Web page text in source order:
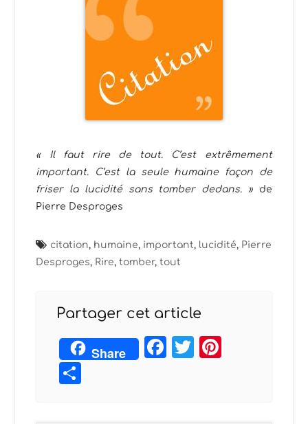
« Il faut rire de tout. C’est extrêmement
important. C’est la seule humaine façon de
friser la lucidité sans tomber dedans. »de
Pierre Desproges
citation, humaine, important, lucidité, Pierre
Desproges, Rire,tomber,tout
Partager cet article
Share Facebook
Twitter